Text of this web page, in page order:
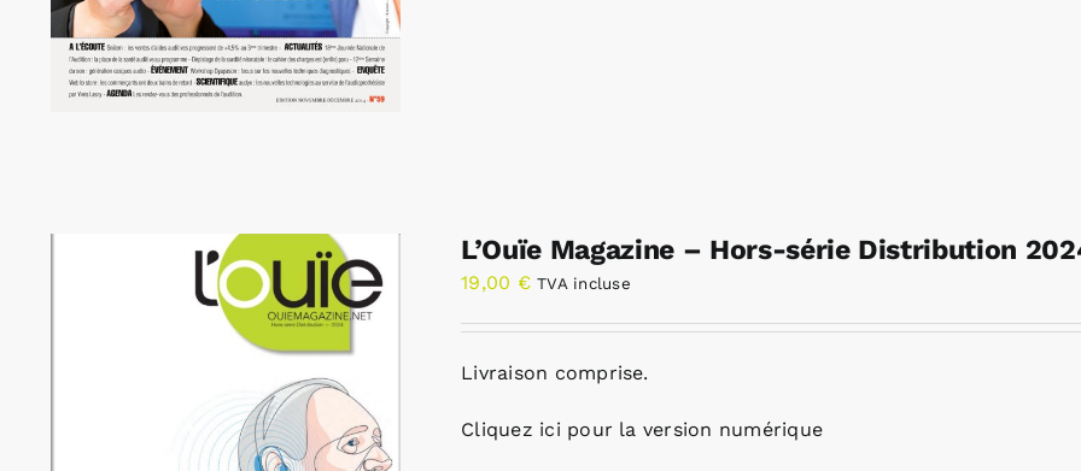
L’Ouïe Magazine – Hors-série Distribution
19,00 € TVA incluse
Livraison comprise.
Cliquez ici pour la version numérique